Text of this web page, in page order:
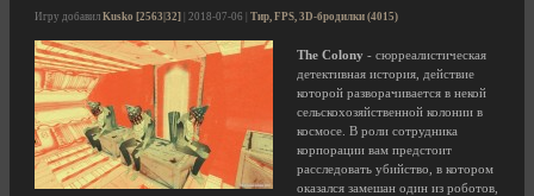
Игру добавил Kusko [2563|32] | 2018-07-06 | Тир, FPS, 3D-бродилки (4015)
The Colony - сюрреалистическая
детективная история, действие
которой разворачивается в некой
сельскохозяйственной колонии в
космосе. В роли сотрудника
корпорации вам предстоит
расследовать убийство, в котором
оказался замешан один из роботов,